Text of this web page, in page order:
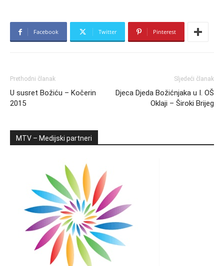
Facebook Twitter Pinterest
Prethodni članak
U susret Božiću – Kočerin
2015
Sljedeći članak
Djeca Djeda Božićnjaka u I. OŠ
Oklaji – Široki Brijeg
MTV – Medijski partneri